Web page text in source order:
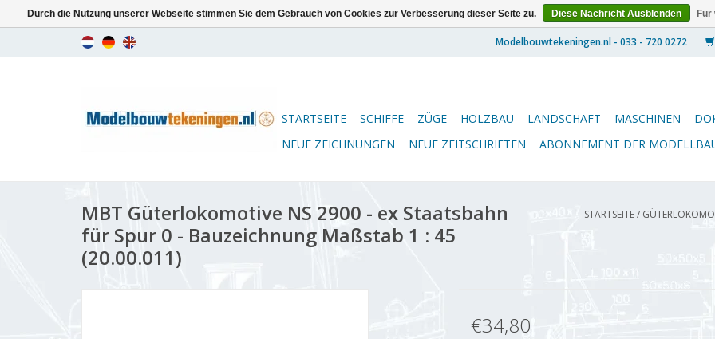
STARTSEITE SCHIFFE ZÜGE HOLZBAU LANDSCHAFT MASCHINEN
NEUE ZEICHNUNGEN
NEUE ZEITSCHRIFTEN ABONNEMENT DER
MBT Güterlokomotive NS 2900 - ex Staatsbahn
für Spur 0 - Bauzeichnung Maßstab 1 : 45
(20.00.011)
STARTSEITE/
€34,80
Durch die Nutzung unserer Webseite stimmen Sie dem Gebrauch von Cookies zur Verbesserung dieser Seite zu. Diese Nachricht Ausblenden